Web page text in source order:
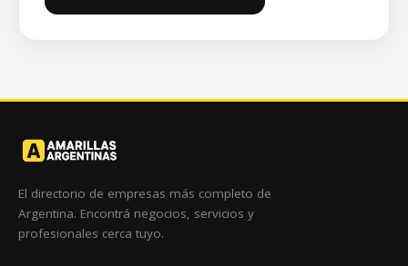
El directorio de empresas más completo de
Argentina. Encontrá negocios, servicios y
profesionales cerca tuyo.